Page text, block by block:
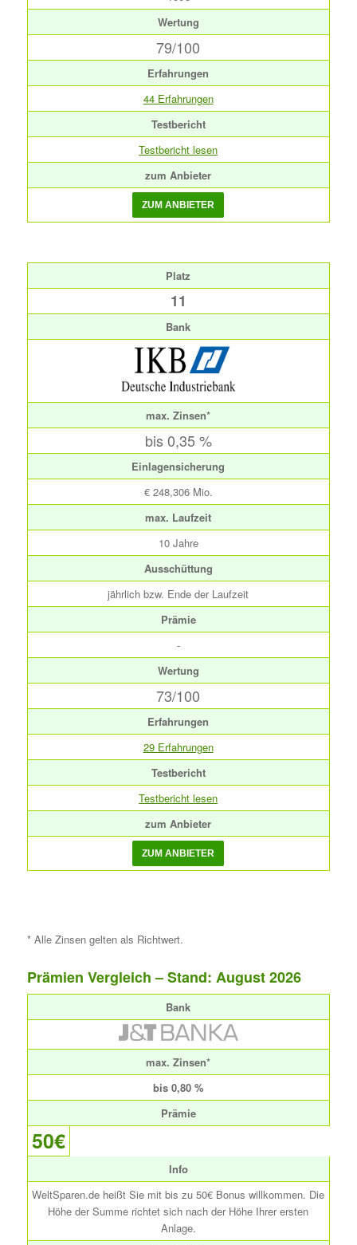
Wertung
79/100
Erfahrungen
44 Erfahrungen
Testbericht
Testbericht lesen
zum Anbieter
Platz
11
Bank
max. Zinsen*
bis 0,35 %
Einlagensicherung
€ 248,306 Mio.
max. Laufzeit
10 Jahre
Ausschüttung
jährlich bzw. Ende der Laufzeit
Prämie
-
Wertung
73/100
Erfahrungen
29 Erfahrungen
Testbericht
Testbericht lesen
zum Anbieter
* Alle Zinsen gelten als Richtwert.
Prämien Vergleich – Stand: August 2026
Bank
max. Zinsen*
bis 0,80 %
Prämie
50€
Info
WeltSparen.de heißt Sie mit bis zu 50€ Bonus willkommen. Die
Höhe der Summe richtet sich nach der Höhe Ihrer ersten
Anlage.